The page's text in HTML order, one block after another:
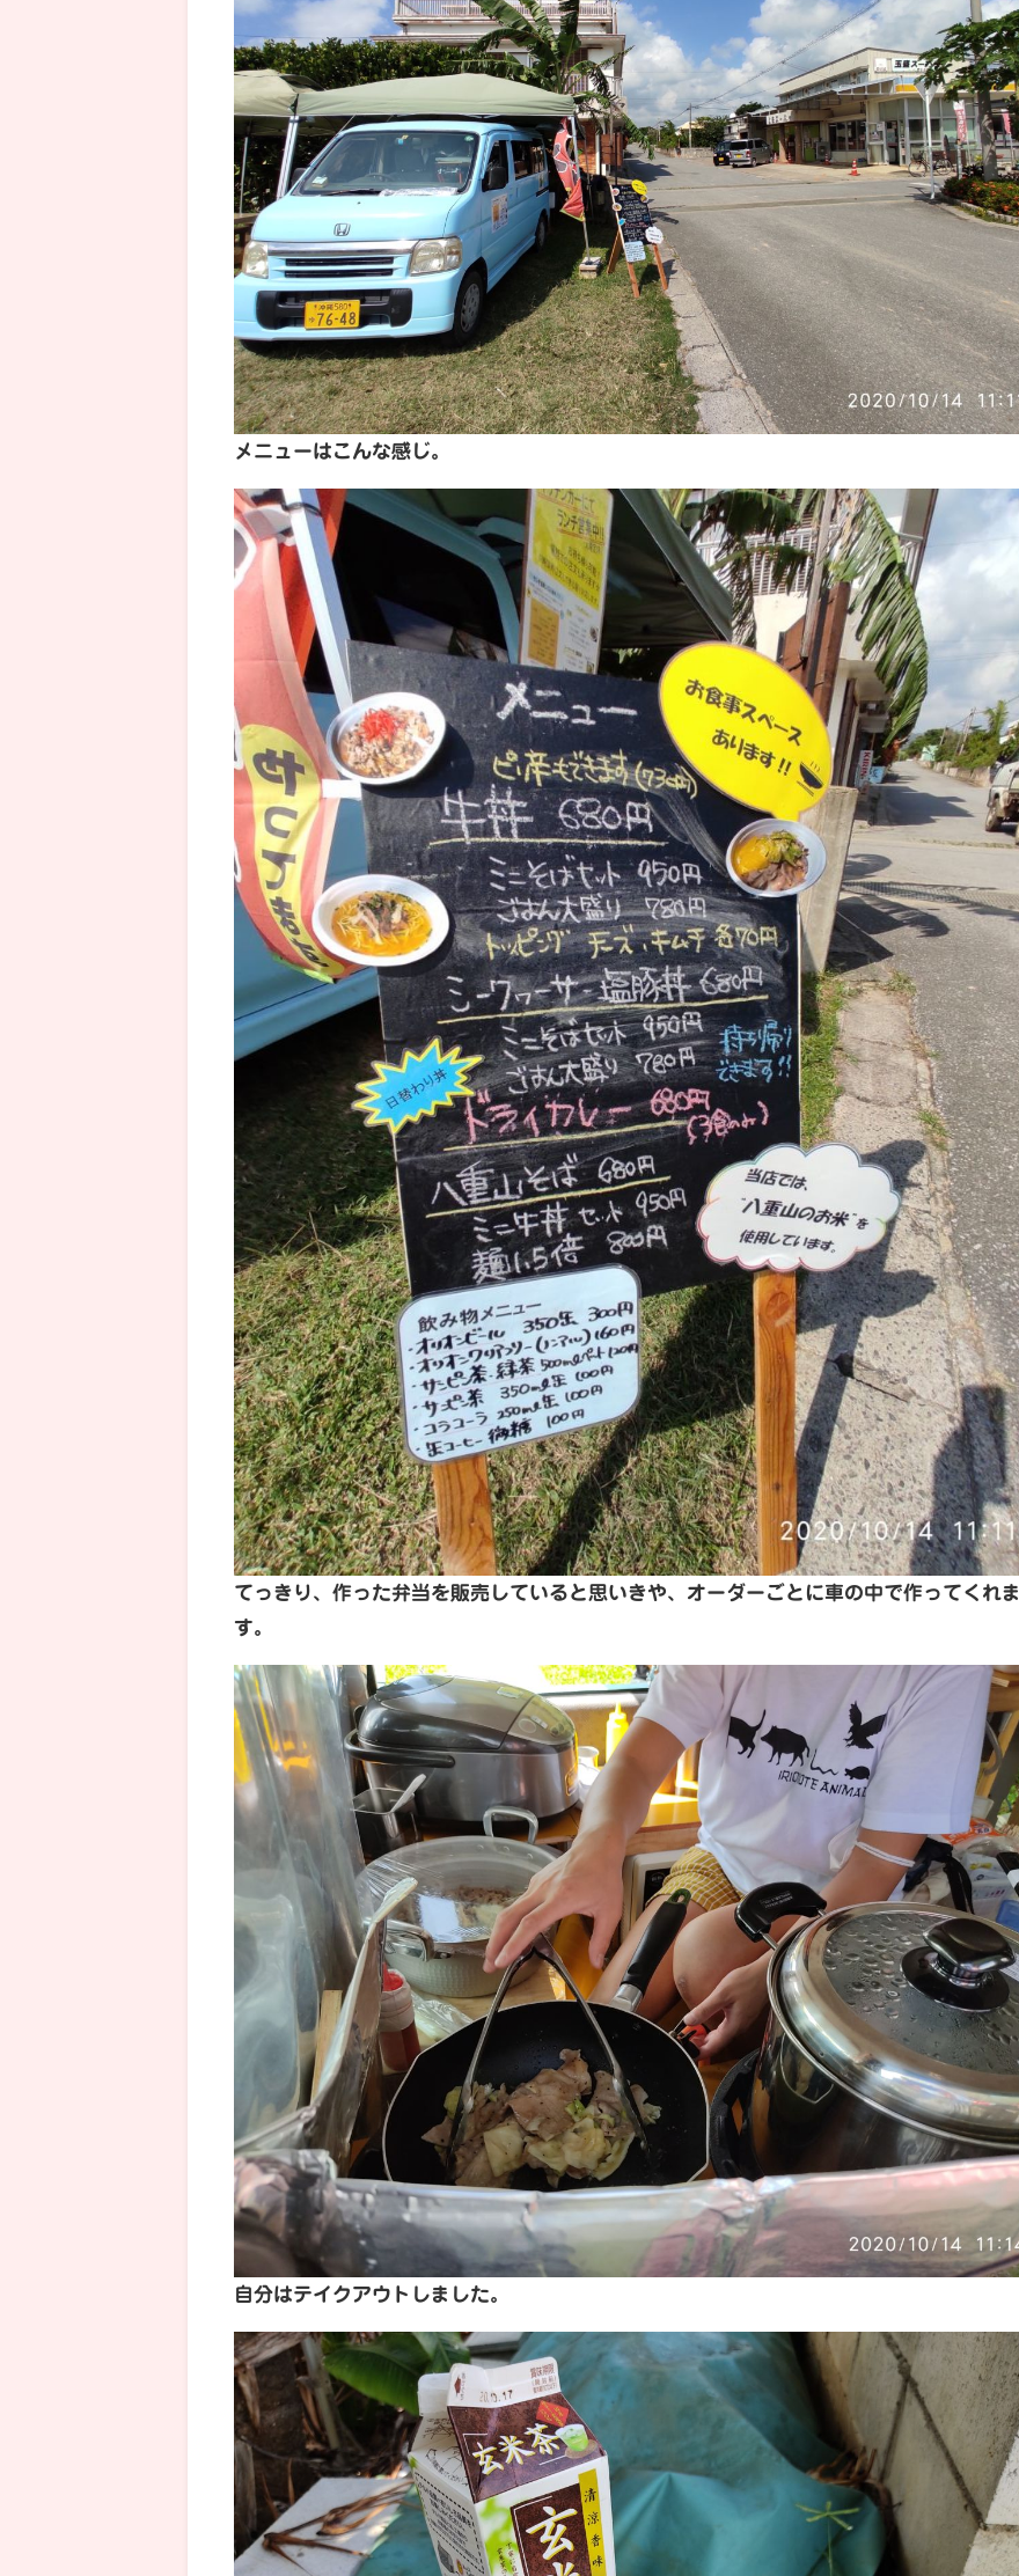
メニューはこんな感じ。
てっきり、作った弁当を販売していると思いきや、オーダーごとに車の中で作ってくれま
す。
自分はテイクアウトしました。